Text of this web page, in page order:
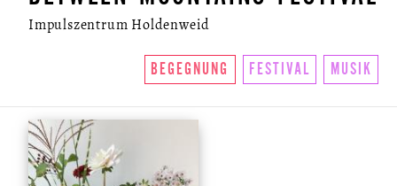
Impulszentrum Holdenweid
BEGEGNUNG FESTIVAL MUSIK